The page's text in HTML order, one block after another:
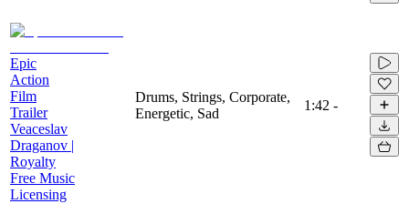
Epic
Action
Film
Trailer
Veaceslav
Draganov |
Royalty
Free Music
Licensing
Drums, Strings, Corporate,
Energetic, Sad
1:42 -